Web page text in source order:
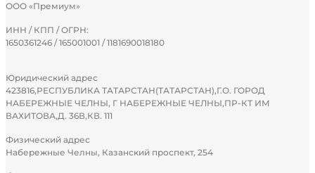
ООО «Премиум»
ИНН / КПП / ОГРН:
1650361246 / 165001001 / 1181690018180
Юридический адрес
423816,РЕСПУБЛИКА ТАТАРСТАН(ТАТАРСТАН),Г.О. ГОРОД
НАБЕРЕЖНЫЕ ЧЕЛНЫ, Г НАБЕРЕЖНЫЕ ЧЕЛНЫ,ПР-КТ ИМ
ВАХИТОВА,Д. 36В,КВ. 111
Физический адрес
Набережные Челны, Казанский проспект, 254